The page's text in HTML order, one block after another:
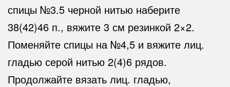
спицы №3.5 черной нитью наберите
38(42)46 п., вяжите 3 см резинкой 2×2.
Поменяйте спицы на №4,5 и вяжите лиц.
гладью серой нитью 2(4)6 рядов.
Продолжайте вязать лиц. гладью,